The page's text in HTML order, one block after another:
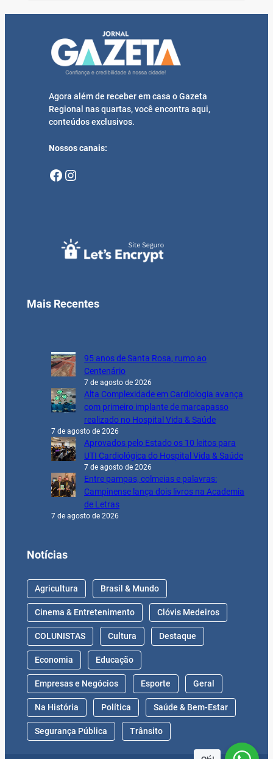
Agora além de receber em casa o Gazeta
Regional nas quartas, você encontra aqui,
conteúdos exclusivos.
Nossos canais:
Facebook Instagram
Mais Recentes
95 anos de Santa Rosa, rumo ao
Centenário
7 de agosto de 2026
Alta Complexidade em Cardiologia avança
com primeiro implante de marcapasso
realizado no Hospital Vida & Saúde
7 de agosto de 2026
Aprovados pelo Estado os 10 leitos para
UTI Cardiológica do Hospital Vida & Saúde
7 de agosto de 2026
Entre pampas, colmeias e palavras:
Campinense lança dois livros na Academia
de Letras
7 de agosto de 2026
Notícias
Agricultura Brasil & Mundo
Cinema & Entretenimento Clóvis Medeiros
COLUNISTAS Cultura Destaque
Economia Educação
Empresas e Negócios Esporte Geral
Na História Política Saúde & Bem-Estar
Segurança Pública Trânsito